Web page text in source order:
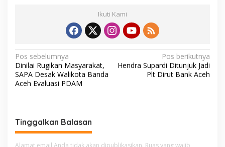
Ikuti Kami
N
a
v
g
a
s
Pos sebelumnya
Dinilai Rugikan Masyarakat,
SAPA Desak Walikota Banda
Aceh Evaluasi PDAM
Pos berikutnya
Hendra Supardi Ditunjuk Jadi
Plt Dirut Bank Aceh
Tinggalkan Balasan